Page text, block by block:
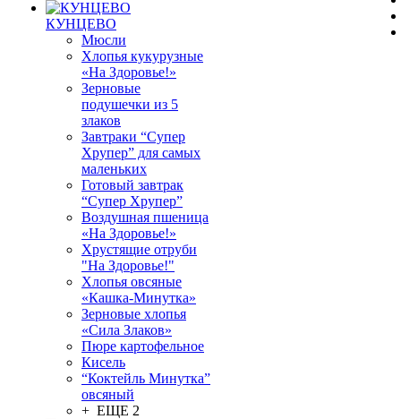
КУНЦЕВО
Мюсли
Хлопья кукурузные
«На Здоровье!»
Зерновые
подушечки из 5
злаков
Завтраки “Супер
Хрупер” для самых
маленьких
Готовый завтрак
“Супер Хрупер”
Воздушная пшеница
«На Здоровье!»
Хрустящие отруби
"На Здоровье!"
Хлопья овсяные
«Кашка-Минутка»
Зерновые хлопья
«Сила Злаков»
Пюре картофельное
Кисель
“Коктейль Минутка”
овсяный
+ ЕЩЕ 2